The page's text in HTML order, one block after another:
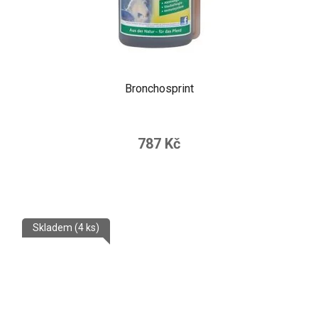
Bronchosprint
787 Kč
Skladem (4 ks)